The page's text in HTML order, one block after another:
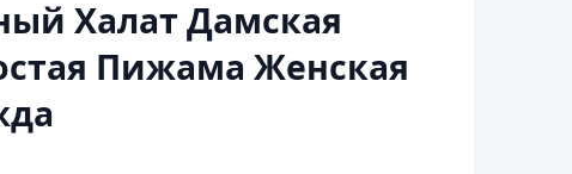
Халат Дамская
Пижама Женская